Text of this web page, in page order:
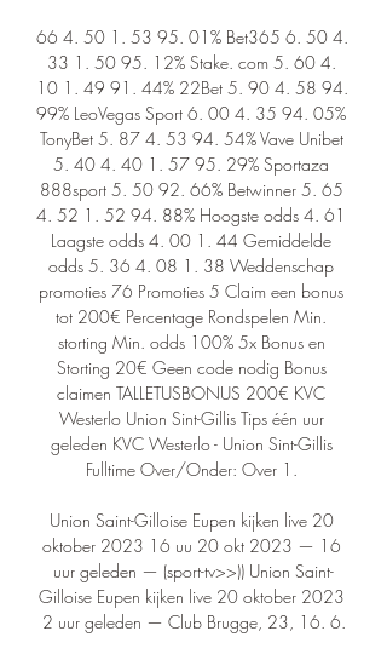
66 4. 50 1. 53 95. 01% Bet365 6. 50 4.
33 1. 50 95. 12% Stake. com 5. 60 4.
10 1. 49 91. 44% 22Bet 5. 90 4. 58 94.
99% LeoVegas Sport 6. 00 4. 35 94. 05%
TonyBet 5. 87 4. 53 94. 54% Vave Unibet
5. 40 4. 40 1. 57 95. 29% Sportaza
888sport 5. 50 92. 66% Betwinner 5. 65
4. 52 1. 52 94. 88% Hoogste odds 4. 61
Laagste odds 4. 00 1. 44 Gemiddelde
odds 5. 36 4. 08 1. 38 Weddenschap
promoties 76 Promoties 5 Claim een bonus
tot 200€ Percentage Rondspelen Min.
storting Min. odds 100% 5x Bonus en
Storting 20€ Geen code nodig Bonus
claimen TALLETUSBONUS 200€ KVC
Westerlo Union Sint-Gillis Tips één uur
geleden KVC Westerlo - Union Sint-Gillis
Fulltime Over/Onder: Over 1.
Union Saint-Gilloise Eupen kijken live 20
oktober 2023 16 uu 20 okt 2023 — 16
uur geleden — (sport-tv>>)) Union Saint-
Gilloise Eupen kijken live 20 oktober 2023
2 uur geleden — Club Brugge, 23, 16. 6.